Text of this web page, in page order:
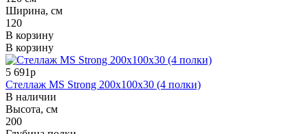
Ширина, см
120
В корзину
В корзину
5 691р
Стеллаж MS Strong 200x100x30 (4 полки)
В наличии
Высота, см
200